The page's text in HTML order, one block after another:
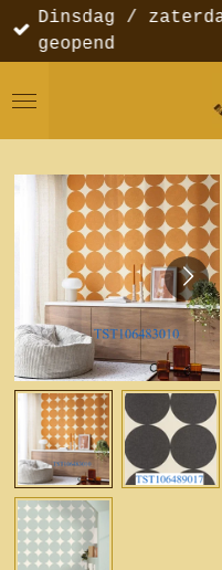
Ga
direct
de
Dinsdag /
geopend